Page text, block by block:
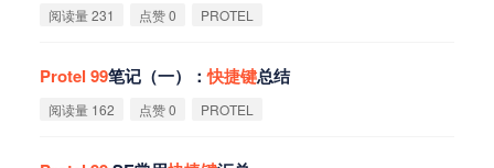
阅读量 231 点赞 0 PROTEL
Protel 99笔记（一）：快捷键总结
阅读量 162 点赞 0 PROTEL